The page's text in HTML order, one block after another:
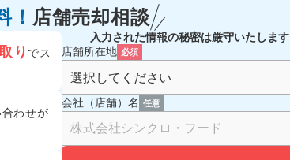
！ 店舗売却相談
り でス
合わせが
入力された情報の秘密は厳守いたします
店舗所在地 必須
会社（店舗）名 任意